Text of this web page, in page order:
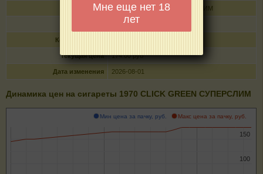
Мне еще нет 18
лет
Название 1970 CLICK GREEN СУПЕРСЛИМ
сигареты с фильтром
Кол-во в пачке
Текущая цена 174.00 руб
Дата изменения 2026-08-01
Динамика цен на сигареты 1970 CLICK GREEN СУПЕРСЛИМ
Мин цена за пачку, руб. Макс цена за пачку, руб.
100
100
150
150